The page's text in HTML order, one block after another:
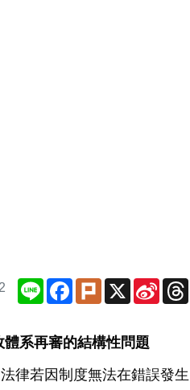
Line Facebook
Plurk X
Sina
系再審的結構性問題
律若因制度無法在錯誤發生